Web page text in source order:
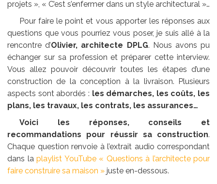
projets », « C’est s’enfermer dans un style architectural »…
Pour faire le point et vous apporter les réponses aux
questions que vous pourriez vous poser, je suis allé à la
rencontre d’Olivier, architecte DPLG. Nous avons pu
échanger sur sa profession et préparer cette interview.
Vous allez pouvoir découvrir toutes les étapes d’une
construction de la conception à la livraison. Plusieurs
aspects sont abordés : les démarches, les coûts, les
plans, les travaux, les contrats, les assurances…
Voici les réponses, conseils et
recommandations pour réussir sa construction.
Chaque question renvoie à l’extrait audio correspondant
dans la playlist YouTube « Questions à l’architecte pour
faire construire sa maison » juste en-dessous.